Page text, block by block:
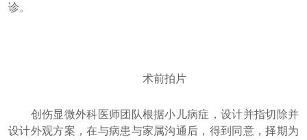
诊。
术前拍片
创伤显微外科医师团队根据小儿病症，设计并指切除并
设计外观方案，在与病患与家属沟通后，得到同意，择期为